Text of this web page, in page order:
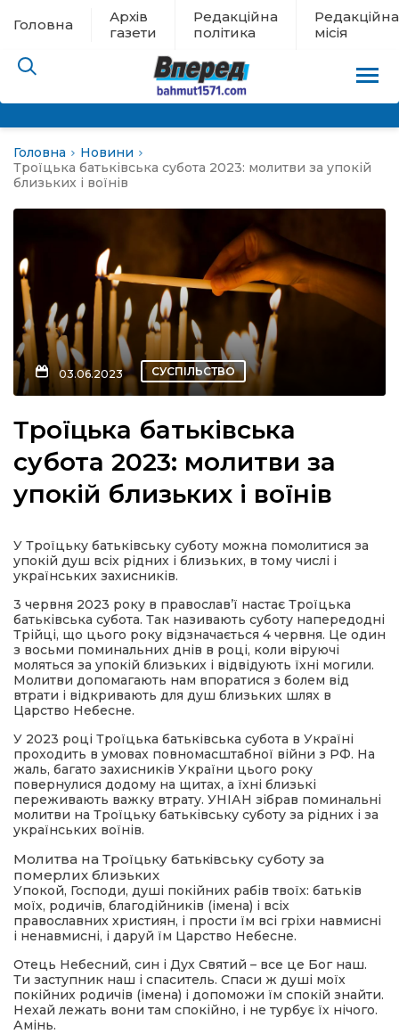
Головна
Архів
газети
Редакційна
політика
Редакційна
місія
евакуації
новини
політика
місія
Головна
Новини
Троїцька батьківська субота 2023: молитви за упокій
близьких і воїнів
03.06.2023 СУСПІЛЬСТВО
Троїцька батьківська
субота 2023: молитви за
упокій близьких і воїнів
У Троїцьку батьківську суботу можна помолитися за
упокій душ всіх рідних і близьких, в тому числі і
українських захисників.
3 червня 2023 року в православ’ї настає Троїцька
батьківська субота. Так називають суботу напередодні
Трійці, що цього року відзначається 4 червня. Це один
з восьми поминальних днів в році, коли віруючі
моляться за упокій близьких і відвідують їхні могили.
Молитви допомагають нам впоратися з болем від
втрати і відкривають для душ близьких шлях в
Царство Небесне.
У 2023 році Троїцька батьківська субота в Україні
проходить в умовах повномасштабної війни з РФ. На
жаль, багато захисників України цього року
повернулися додому на щитах, а їхні близькі
переживають важку втрату. УНІАН зібрав поминальні
молитви на Троїцьку батьківську суботу за рідних і за
українських воїнів.
Молитва на Троїцьку батьківську суботу за
померлих близьких
Упокой, Господи, душі покійних рабів твоїх: батьків
моїх, родичів, благодійників (імена) і всіх
православних християн, і прости їм всі гріхи навмисні
і ненавмисні, і даруй їм Царство Небесне.
Отець Небесний, син і Дух Святий – все це Бог наш.
Ти заступник наш і спаситель. Спаси ж душі моїх
покійних родичів (імена) і допоможи їм спокій знайти.
Нехай лежать вони там спокійно, і не турбує їх нічого.
Амінь.